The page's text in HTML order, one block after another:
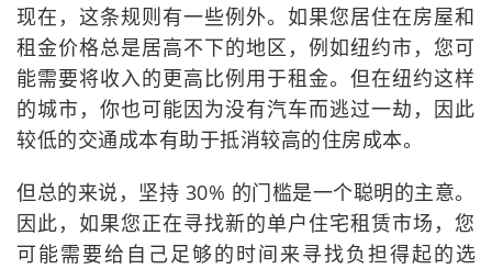
现在，这条规则有一些例外。如果您居住在房屋和
租金价格总是居高不下的地区，例如纽约市，您可
能需要将收入的更高比例用于租金。但在纽约这样
的城市，你也可能因为没有汽车而逃过一劫，因此
较低的交通成本有助于抵消较高的住房成本。
但总的来说，坚持 30% 的门槛是一个聪明的主意。
因此，如果您正在寻找新的单户住宅租赁市场，您
可能需要给自己足够的时间来寻找负担得起的选